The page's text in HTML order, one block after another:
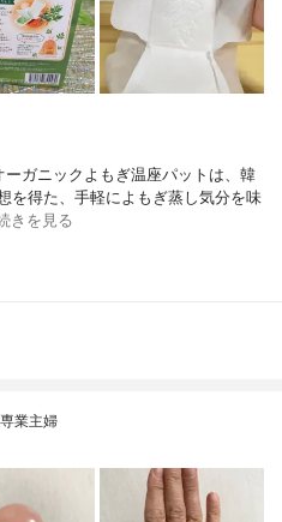
ガニックよもぎ温座パットは、韓
を得た、手軽によもぎ蒸し気分を味
きを見る
業主婦